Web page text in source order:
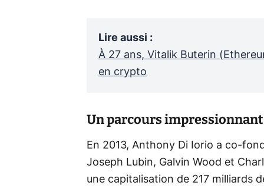
Lire aussi :
À 27 ans, Vitalik Buterin
en crypto
Un parcours impressionnant
En 2013, Anthony Di Iorio a co-
Joseph Lubin, Galvin Wood et
une capitalisation de 217 milliards